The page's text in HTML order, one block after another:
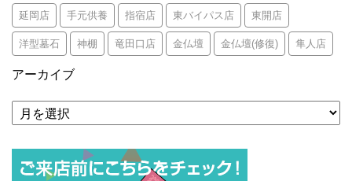
延岡店 手元供養 指宿店 東バイパス店 東開店
洋型墓石 神棚 竜田口店 金仏壇 金仏壇(修復) 隼人店
アーカイブ
ア
ー
ブ